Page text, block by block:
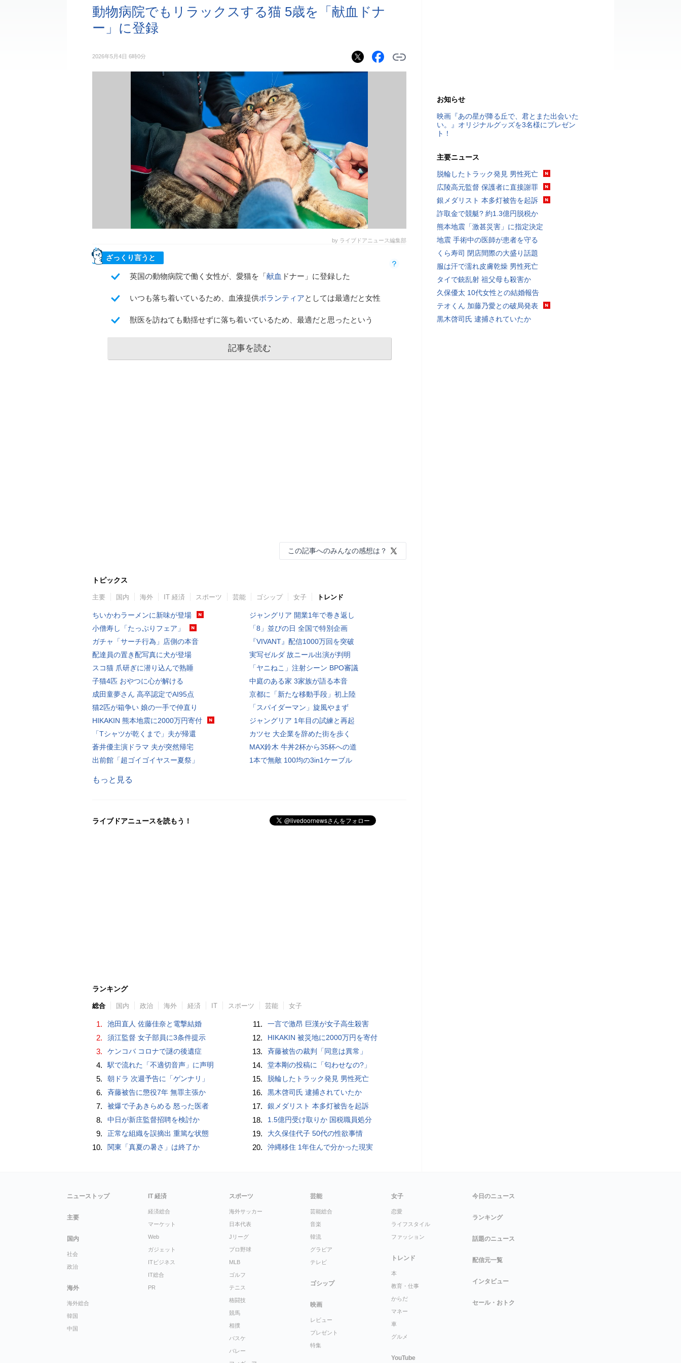
動物病院でもリラックスする猫 5歳を「献血ドナ
ー」に登録
2026年5月4日 6時0分
by ライブドアニュース編集部
ざっくり言うと
英国の動物病院で働く女性が、愛猫を「献血 ドナー」に登録した
いつも落ち着いているため、血液提供ボランティアとしては最適だと女性
獣医を訪ねても動揺せずに落ち着いているため、最適だと思ったという
記事を読む
この記事へのみんなの感想は？
トピックス
主要 国内 海外 IT 経済 スポーツ 芸能 ゴシップ 女子 トレンド
ちいかわラーメンに新味が登場
小僧寿し「たっぷりフェア」
ガチャ「サーチ行為」店側の本音
配達員の置き配写真に犬が登場
スコ猫 爪研ぎに潜り込んで熟睡
子猫4匹 おやつに心が解ける
成田童夢さん 高卒認定でAI95点
猫2匹が箱争い 娘の一手で仲直り
HIKAKIN 熊本地震に2000万円寄付
「Tシャツが乾くまで」夫が帰還
蒼井優主演ドラマ 夫が突然帰宅
出前館「超ゴイゴイヤスー夏祭」
ジャングリア 開業1年で巻き返し
「8」並びの日 全国で特別企画
『VIVANT』配信1000万回を突破
実写ゼルダ 故ニール出演が判明
「ヤニねこ」注射シーン BPO審議
中庭のある家 3家族が語る本音
京都に「新たな移動手段」初上陸
「スパイダーマン」旋風やまず
ジャングリア 1年目の試練と再起
カツセ 大企業を辞めた街を歩く
MAX鈴木 牛丼2杯から35杯への道
1本で無敵 100均の3in1ケーブル
もっと見る
ライブドアニュースを読もう！
ランキング
総合 国内 政治 海外 経済 IT スポーツ 芸能 女子
1. 池田直人 佐藤佳奈と電撃結婚
2. 須江監督 女子部員に3条件提示
3. ケンコバ コロナで謎の後遺症
4. 駅で流れた「不適切音声」に声明
5. 朝ドラ 次週予告に「ゲンナリ」
6. 斉藤被告に懲役7年 無罪主張か
7. 被爆で子あきらめる 怒った医者
8. 中日が新庄監督招聘を検討か
9. 正常な組織を誤摘出 重篤な状態
10. 関東「真夏の暑さ」は終了か
11. 一言で激昂 巨漢が女子高生殺害
12. HIKAKIN 被災地に2000万円を寄付
13. 斉藤被告の裁判「同意は異常」
14. 堂本剛の投稿に「匂わせなの?」
15. 脱輪したトラック発見 男性死亡
16. 黒木啓司氏 逮捕されていたか
17. 銀メダリスト 本多灯被告を起訴
18. 1.5億円受け取りか 国税職員処分
19. 大久保佳代子 50代の性欲事情
20. 沖縄移住 1年住んで分かった現実
お知らせ
映画『あの星が降る丘で、君とまた出会いた
い。』オリジナルグッズを3名様にプレゼン
ト！
主要ニュース
脱輪したトラック発見 男性死亡
広陵高元監督 保護者に直接謝罪
銀メダリスト 本多灯被告を起訴
詐取金で競艇? 約1.3億円脱税か
熊本地震「激甚災害」に指定決定
地震 手術中の医師が患者を守る
くら寿司 閉店間際の大盛り話題
服は汗で濡れ皮膚乾燥 男性死亡
タイで銃乱射 祖父母も殺害か
久保優太 10代女性との結婚報告
テオくん 加藤乃愛との破局発表
黒木啓司氏 逮捕されていたか
ニューストップ
主要
国内
社会
政治
海外
海外総合
韓国
中国
IT 経済
経済総合
マーケット
Web
ガジェット
ITビジネス
IT総合
PR
スポーツ
海外サッカー
日本代表
Jリーグ
プロ野球
MLB
ゴルフ
テニス
格闘技
競馬
相撲
バスケ
バレー
芸能
芸能総合
音楽
韓流
グラビア
テレビ
ゴシップ
映画
レビュー
プレゼント
特集
女子
恋愛
ライフスタイル
ファッション
トレンド
本
教育・仕事
からだ
マネー
車
グルメ
YouTube
今日のニュース
ランキング
話題のニュース
配信元一覧
インタビュー
セール・おトク